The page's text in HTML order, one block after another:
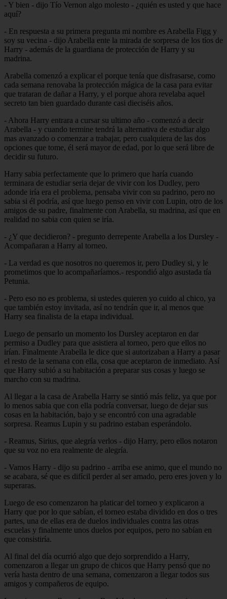
- Y bien - dijo Tío Vernon algo molesto - ¿quién es usted y que hace
aquí?
- En respuesta a su primera pregunta mi nombre es Arabella Figg y
soy su vecina - dijo Arabella ente la mirada de sorpresa de los tíos de
Harry - además de la guardiana de protección de Harry y su
madrina.
Arabella comenzó a explicar el porque tenía que disfrasarse, como
cada semana renovaba la protección mágica de la casa para evitar
que trataran de dañar a Harry, y el porque ahora revelaba aquel
secreto tan bien guardado durante casi dieciséis años.
- Ahora Harry entrara a cursar su ultimo año - comenzó a decir
Arabella - y cuando termine tendrá la alternativa de estudiar algo
mas avanzado o comenzar a trabajar, pero cualquiera de las dos
opciones que tome, él será mayor de edad, por lo que será libre de
decidir su futuro.
Harry sabia perfectamente que lo primero que haría cuando
terminara de estudiar seria dejar de vivir con los Dudley, pero
adonde iría era el problema, pensaba vivir con su padrino, pero no
sabia si él podría, así que luego penso en vivir con Lupin, otro de los
amigos de su padre, finalmente con Arabella, su madrina, así que en
realidad no sabia con quien se iría.
- ¿Y que decidieron? - pregunto derrepente Arabella a los Dursley -
Acompañaran a Harry al torneo.
- La verdad es que nosotros no queremos ir, pero Dudley si, y le
prometimos que lo acompañaríamos.- respondió algo asustada tía
Petunia.
- Pero eso no es problema, si ustedes quieren yo cuido al chico, ya
que también estoy invitada, así no tendrán que ir, al menos que
Harry sea finalista de la etapa individual.
Luego de pensarlo un momento los Dursley aceptaron en dar
permiso a Dudley para que asistiera al torneo, pero que ellos no
irían. Finalmente Arabella le dice que si autorizaban a Harry a pasar
el resto de la semana con ella, cosa que aceptaron de inmediato. Así
que Harry subió a su habitación a preparar sus cosas y luego se
marcho con su madrina.
Al llegar a la casa de Arabella Harry se sintió más feliz, ya que por
lo menos sabia que con ella podría conversar, luego de dejar sus
cosas en la habitación, bajo y se encontró con una agradable
sorpresa. Reamus Lupin y su padrino estaban esperándolo.
- Reamus, Sirius, que alegría verlos - dijo Harry, pero ellos notaron
que su voz no era realmente de alegría.
- Vamos Harry - dijo su padrino - arriba ese animo, que el mundo no
se acabara, sé que es difícil perder al ser amado, pero eres joven y lo
superaras.
Luego de eso comenzaron ha platicar del torneo y explicaron a
Harry que por lo que sabían, el torneo estaba dividido en dos o tres
partes, una de ellas era de duelos individuales contra las otras
escuelas y finalmente unos duelos por equipos, pero no sabían en
que consistiría.
Al final del día ocurrió algo que dejo sorprendido a Harry,
comenzaron a llegar un grupo de chicos que Harry pensó que no
vería hasta dentro de una semana, comenzaron a llegar todos sus
amigos y compañeros de equipo.